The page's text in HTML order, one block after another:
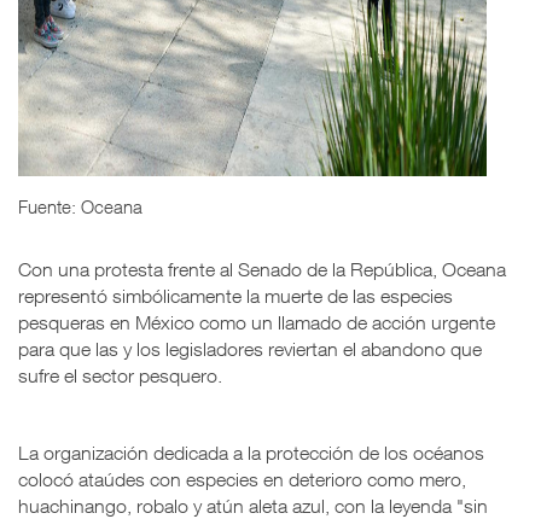
Fuente: Oceana
Con una protesta frente al Senado de la República, Oceana
representó simbólicamente la muerte de las especies
pesqueras en México como un llamado de acción urgente
para que las y los legisladores reviertan el abandono que
sufre el sector pesquero.
La organización dedicada a la protección de los océanos
colocó ataúdes con especies en deterioro como mero,
huachinango, robalo y atún aleta azul, con la leyenda "sin